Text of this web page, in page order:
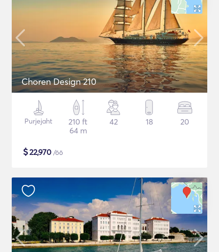
Choren Design 210
Purjejaht
210 ft
64 m
42 18 20
$22,970 /öö